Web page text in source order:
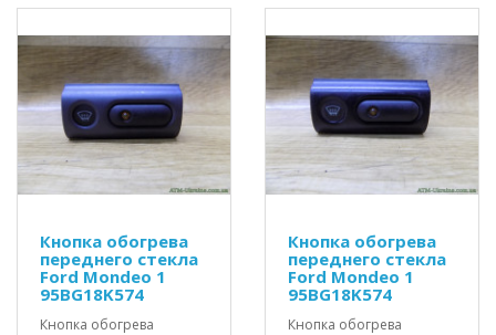
Кнопка обогрева
переднего стекла
Ford Mondeo 1
95BG18K574
Кнопка обогрева
Кнопка обогрева
переднего стекла
Ford Mondeo 1
95BG18K574
Кнопка обогрева